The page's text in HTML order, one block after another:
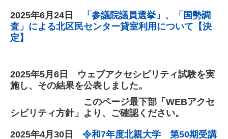
2025年6月24 日
「参議院議員選挙」、「国勢調
査」による北区民センター貸室利用について【決
定】
2025年5月6 日 ウェブアクセシビリティ試験を実
施し、その結果を公表しました。
このページ最下部「WEBアクセ
シビリティ方針」より、ご確認ください。
2025年4月30 日 令和7年度北親大学 第50期受講